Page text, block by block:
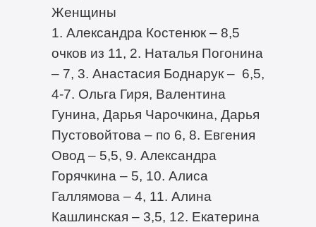
Женщины
1. Александра Костенюк – 8,5
очков из 11, 2. Наталья Погонина
– 7, 3. Анастасия Боднарук – 6,5,
4-7. Ольга Гиря, Валентина
Гунина, Дарья Чарочкина, Дарья
Пустовойтова – по 6, 8. Евгения
Овод – 5,5, 9. Александра
Горячкина – 5, 10. Алиса
Галлямова – 4, 11. Алина
Кашлинская – 3,5, 12. Екатерина